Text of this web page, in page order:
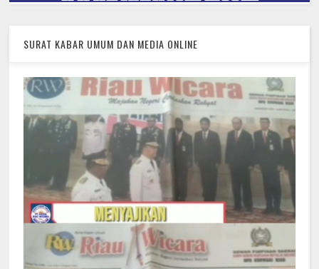
SURAT KABAR UMUM DAN MEDIA ONLINE